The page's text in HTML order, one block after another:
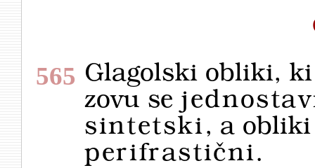
565 Glagolski obliki,
zovu se
sintetski, a
peri­fras­tič­ni.